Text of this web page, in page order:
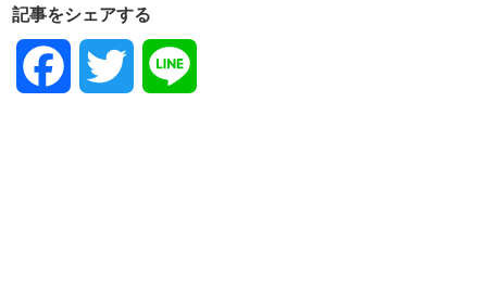
記事をシェアする
Facebook Twitter